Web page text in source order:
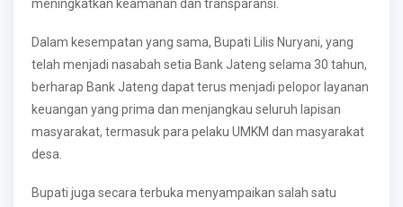
meningkatkan keamanan dan transparansi.
Dalam kesempatan yang sama, Bupati Lilis Nuryani, yang
telah menjadi nasabah setia Bank Jateng selama 30 tahun,
berharap Bank Jateng dapat terus menjadi pelopor layanan
keuangan yang prima dan menjangkau seluruh lapisan
masyarakat, termasuk para pelaku UMKM dan masyarakat
desa.
Bupati juga secara terbuka menyampaikan salah satu